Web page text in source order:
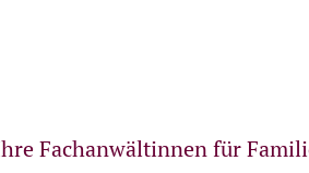
Fachanwältinnen für